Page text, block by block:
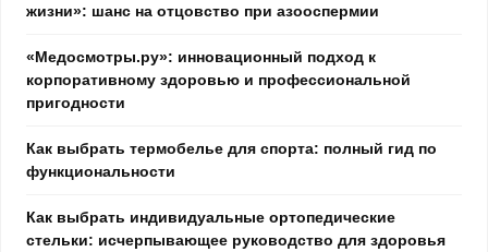
жизни»: шанс на отцовство при азооспермии
«Медосмотры.ру»: инновационный подход к
корпоративному здоровью и профессиональной
пригодности
Как выбрать термобелье для спорта: полный гид по
функциональности
Как выбрать индивидуальные ортопедические
стельки: исчерпывающее руководство для здоровья